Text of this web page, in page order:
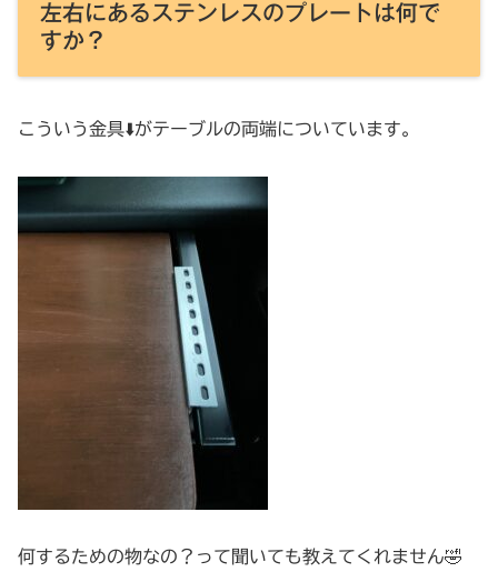
左右にあるステンレスのプレートは何で
すか？
こういう金具⬇️がテーブルの両端についています。
何するための物なの？って聞いても教えてくれません🤣